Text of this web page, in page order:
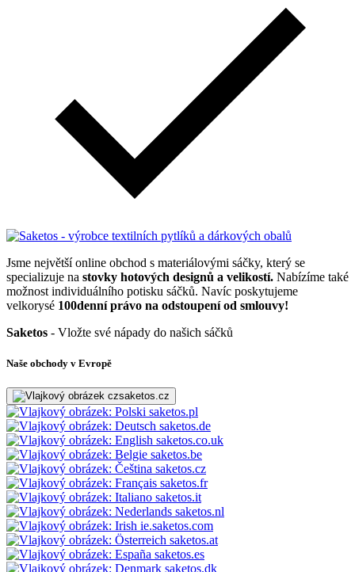
Jsme největší online obchod s materiálovými sáčky, který se
specializuje na stovky hotových designů a velikostí. Nabízíme také
možnost individuálního potisku sáčků. Navíc poskytujeme
velkorysé 100denní právo na odstoupení od smlouvy!
Saketos - Vložte své nápady do našich sáčků
Naše obchody v Evropě
saketos.cz
saketos.pl
saketos.de
saketos.co.uk
saketos.be
saketos.cz
saketos.fr
saketos.it
saketos.nl
ie.saketos.com
saketos.at
saketos.es
saketos.dk